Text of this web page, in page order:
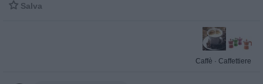
 Salva
Caffè · Caffettiere